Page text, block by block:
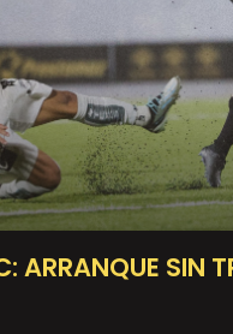
ARRANQUE SIN